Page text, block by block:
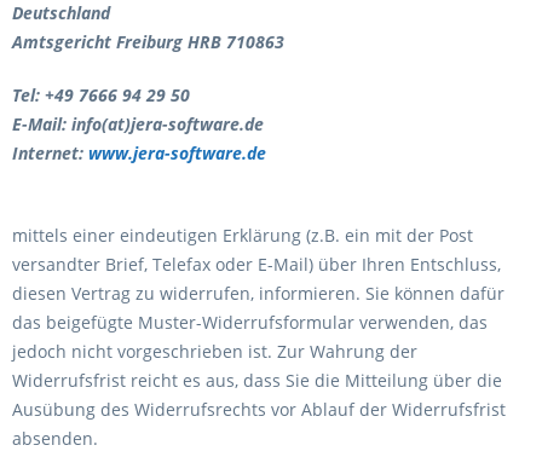
Deutschland
Amtsgericht Freiburg HRB 710863
Tel: +49 7666 94 29 50
E-Mail: info(at)jera-software.de
Internet: www.jera-software.de
mittels einer eindeutigen Erklärung (z.B. ein mit der Post
versandter Brief, Telefax oder E-Mail) über Ihren Entschluss,
diesen Vertrag zu widerrufen, informieren. Sie können dafür
das beigefügte Muster-Widerrufsformular verwenden, das
jedoch nicht vorgeschrieben ist. Zur Wahrung der
Widerrufsfrist reicht es aus, dass Sie die Mitteilung über die
Ausübung des Widerrufsrechts vor Ablauf der Widerrufsfrist
absenden.